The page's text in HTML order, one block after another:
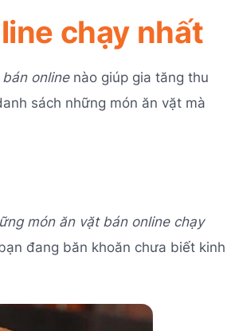
chạy nhất
onlinenào giúp gia tăng thu
sách những món ăn vặt mà
món ăn vặt bán online chạy
đang băn khoăn chưa biết kinh